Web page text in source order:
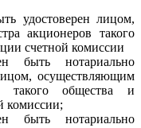
удостоверен лицом,
акционеров такого
счетной комиссии
быть нотариально
осуществляющим
такого общества и
комиссии;
быть нотариально